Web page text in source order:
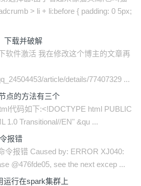
> li + li:before { padding: 0 5px;
下载并破解
软件激活 我在修改这个博主的文章再
article/details/77407329 ...
点的方法有三个
代码如下:<!DOCTYPE html PUBLIC
1.0 Transitional//EN" &qu ...
报错
令报错 Caused by: ERROR XJ040:
@476fde05, see the next excep ...
运行在spark集群上